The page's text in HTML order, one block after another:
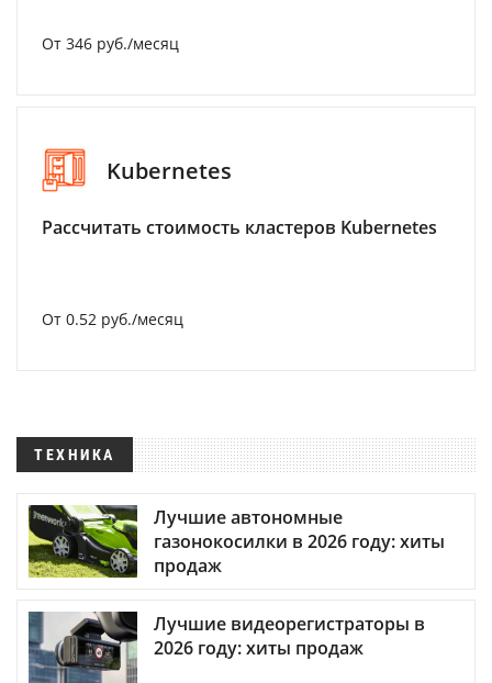
От 346 руб./месяц
Kubernetes
Рассчитать стоимость кластеров Kubernetes
От 0.52 руб./месяц
ТЕХНИКА
Лучшие автономные
газонокосилки в 2026 году: хиты
продаж
Лучшие видеорегистраторы в
2026 году: хиты продаж